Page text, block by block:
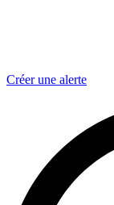
Créer une alerte